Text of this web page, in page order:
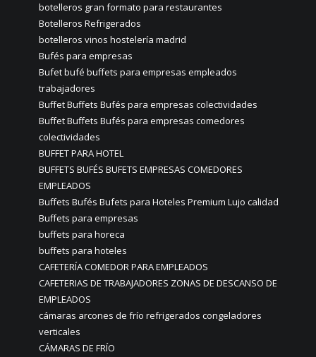
botelleros gran formato para restaurantes
Botelleros Refrigerados
botelleros vinos hostelería madrid
Bufés para empresas
Bufet bufé buffets para empresas empleados
trabajadores
Buffet Buffets Bufés para empresas colectividades
Buffet Buffets Bufés para empresas comedores
colectividades
BUFFET PARA HOTEL
BUFFETS BUFÉS BUFETS EMPRESAS COMEDORES
EMPLEADOS
Buffets Bufés Bufets para Hoteles Premium Lujo calidad
Buffets para empresas
buffets para horeca
buffets para hoteles
CAFETERÍA COMEDOR PARA EMPLEADOS
CAFETERIAS DE TRABAJADORES ZONAS DE DESCANSO DE
EMPLEADOS
cámaras arcones de frío refrigerados congeladores
verticales
CÁMARAS DE FRÍO